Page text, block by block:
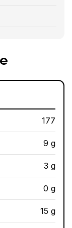
177
9 g
3 g
0 g
15 g